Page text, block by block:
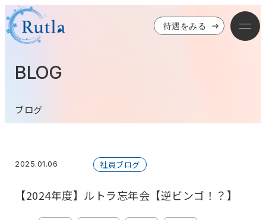
待遇をみる
BLOG
ブログ
2025.01.06 社員ブログ
【2024年度】ルトラ忘年会【逆ビンゴ！？】